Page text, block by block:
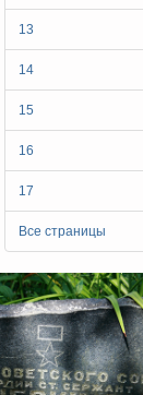
13
14
15
16
17
Все страницы